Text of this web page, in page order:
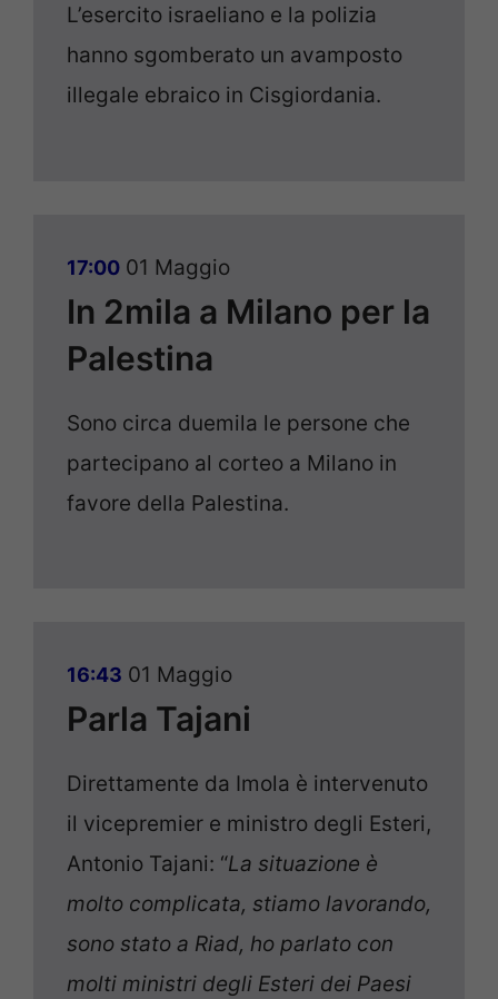
L’esercito israeliano e la polizia
hanno sgomberato un avamposto
illegale ebraico in Cisgiordania.
17:00 01 Maggio
In 2mila a Milano per la
Palestina
Sono circa duemila le persone che
partecipano al corteo a Milano in
favore della Palestina.
16:43 01 Maggio
Parla Tajani
Direttamente da Imola è intervenuto
il vicepremier e ministro degli Esteri,
Antonio Tajani: “La situazione è
molto complicata, stiamo lavorando,
sono stato a Riad, ho parlato con
molti ministri degli Esteri dei Paesi